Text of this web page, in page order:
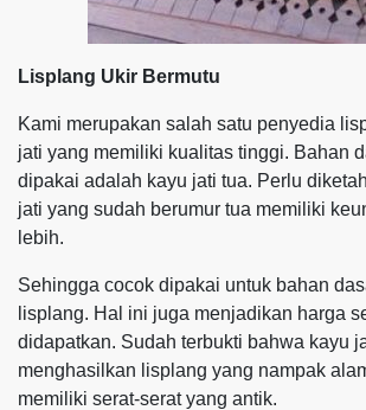
Lisplang Ukir Bermutu
Kami merupakan salah satu penyedia
jati yang memiliki kualitas tinggi. Bahan
dipakai adalah kayu jati tua. Perlu
jati yang sudah berumur tua memiliki
lebih.
Sehingga cocok dipakai untuk bahan
lisplang. Hal ini juga menjadikan harga
didapatkan. Sudah terbukti bahwa kayu
menghasilkan lisplang yang nampak
memiliki serat-serat yang antik.